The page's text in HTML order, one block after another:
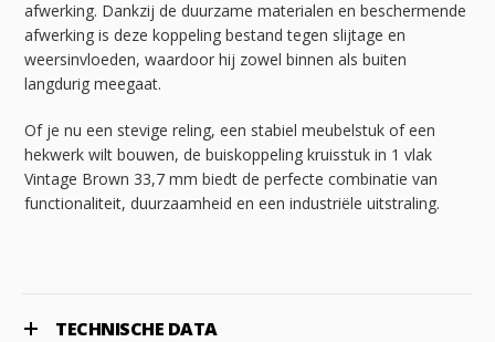
afwerking. Dankzij de duurzame materialen en beschermende
afwerking is deze koppeling bestand tegen slijtage en
weersinvloeden, waardoor hij zowel binnen als buiten
langdurig meegaat.
Of je nu een stevige reling, een stabiel meubelstuk of een
hekwerk wilt bouwen, de buiskoppeling kruisstuk in 1 vlak
Vintage Brown 33,7 mm biedt de perfecte combinatie van
functionaliteit, duurzaamheid en een industriële uitstraling.
TECHNISCHE DATA